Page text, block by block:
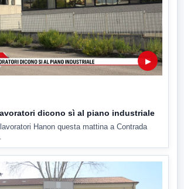
▶
dicono sì al piano industriale
Hanon questa mattina a Contrada